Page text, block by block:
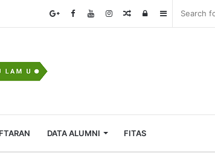
Sidebar
Log
Random
DATA ALUMNI FITAS